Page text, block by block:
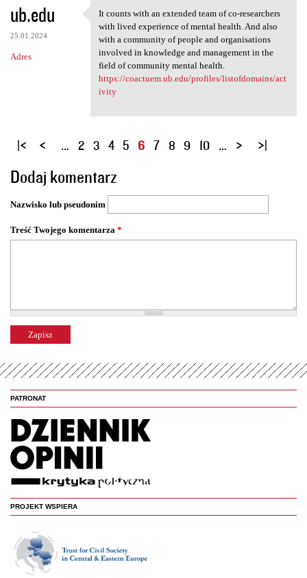
ub.edu
25.01.2024
Adres
It counts with an extended
It counts with an extended team of co-researchers
with lived experience of mental health. And also
with a community of people and organisations
involved in knowledge and management in the
field of community mental health.
https://coactuem.ub.edu/profiles/listofdomains/act
ivity
S
r
o
y
… 2 3 4 5 6 7 8 9 10 …
Dodaj komentarz
Nazwisko lub pseudonim
Treść Twojego komentarza *
PATRONAT
PROJEKT WSPIERA